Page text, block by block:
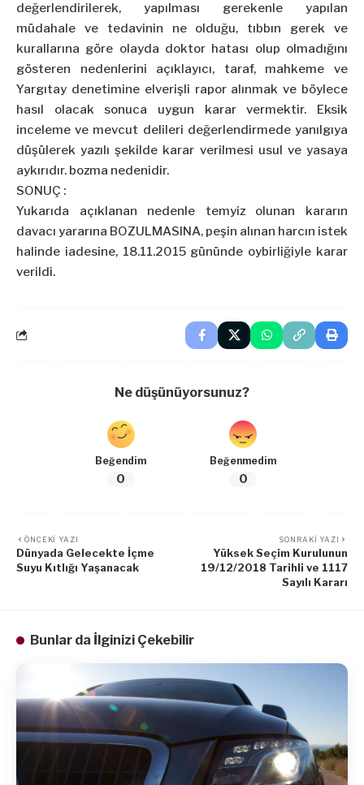
değerlendirilerek, yapılması gerekenle yapılan
müdahale ve tedavinin ne olduğu, tıbbın gerek ve
kurallarına göre olayda doktor hatası olup olmadığını
gösteren nedenlerini açıklayıcı, taraf, mahkeme ve
Yargıtay denetimine elverişli rapor alınmak ve böylece
hasıl olacak sonuca uygun karar vermektir. Eksik
inceleme ve mevcut delileri değerlendirmede yanılgıya
düşülerek yazılı şekilde karar verilmesi usul ve yasaya
aykırıdır. bozma nedenidir.
SONUÇ :
Yukarıda açıklanan nedenle temyiz olunan kararın
davacı yararına BOZULMASINA, peşin alınan harcın istek
halinde iadesine, 18.11.2015 gününde oybirliğiyle karar
verildi.
Ne düşünüyorsunuz?
Beğendim
0
Beğenmedim
0
ÖNCEKI YAZI
Dünyada Gelecekte İçme
Suyu Kıtlığı Yaşanacak
SONRAKI YAZI
Yüksek Seçim Kurulunun
19/12/2018 Tarihli ve 1117
Sayılı Kararı
Bunlar da İlginizi Çekebilir